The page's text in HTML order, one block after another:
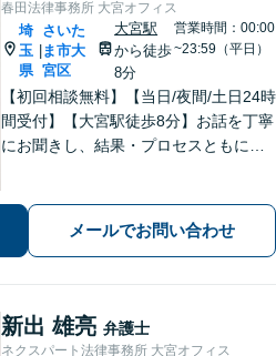
春田法律事務所 大宮オフィス
埼
玉
県
さいた
ま市大
宮区
大宮駅
から徒歩
8分
営業時間：00:00
~23:59（平日）
【初回相談無料】【当日/夜間/土日24時
間受付】【大宮駅徒歩8分】お話を丁寧
にお聞きし、結果・プロセスともにご
メールでお問い合わせ
新出 雄亮 弁護士
ネクスパート法律事務所 大宮オフィス